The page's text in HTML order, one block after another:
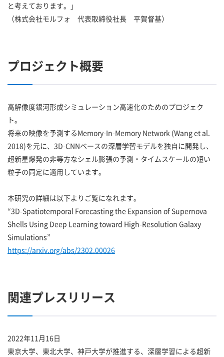
と考えております。」
（株式会社モルフォ 代表取締役社長 平賀督基）
プロジェクト概要
高解像度銀河形成シミュレーション高速化のためのプロジェク
ト。
将来の映像を予測するMemory-In-Memory Network (Wang et al.
2018)を元に、3D-CNNベースの深層学習モデルを独自に開発し、
超新星爆発の非等方なシェル膨張の予測・タイムスケールの短い
粒子の同定に適用しています。
本研究の詳細は以下よりご覧になれます。
“3D-Spatiotemporal Forecasting the Expansion of Supernova
Shells Using Deep Learning toward High-Resolution Galaxy
Simulations”
https://arxiv.org/abs/2302.00026
関連プレスリリース
2022年11月16日
東京大学、東北大学、神戸大学が推進する、深層学習による超新